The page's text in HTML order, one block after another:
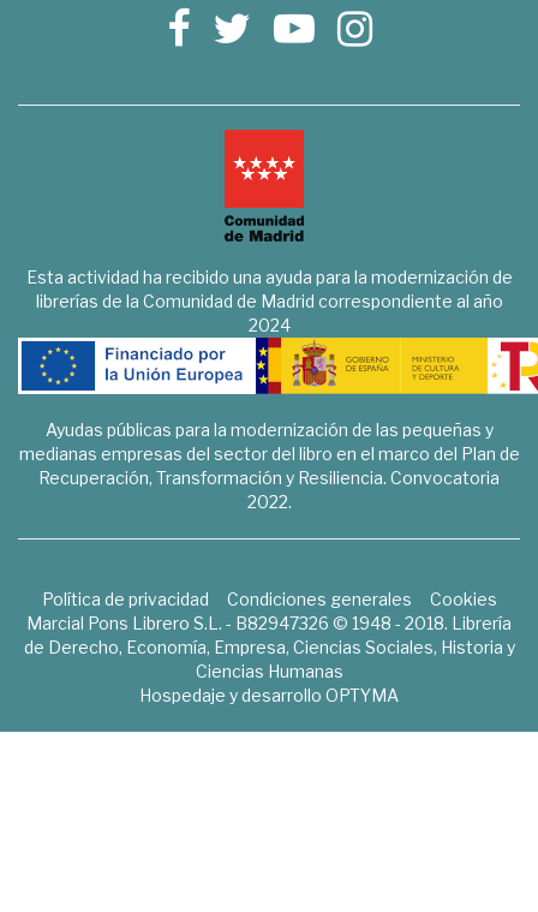
Esta actividad ha recibido una ayuda para la modernización de
librerías de la Comunidad de Madrid correspondiente al año
2024
Ayudas públicas para la modernización de las pequeñas y
medianas empresas del sector del libro en el marco del Plan de
Recuperación, Transformación y Resiliencia. Convocatoria
2022.
Política de privacidad Condiciones generales
Cookies
Marcial Pons Librero S.L. - B82947326 © 1948 - 2018. Librería
de Derecho, Economía, Empresa, Ciencias Sociales, Historia y
Ciencias Humanas
Hospedaje y desarrollo OPTYMA